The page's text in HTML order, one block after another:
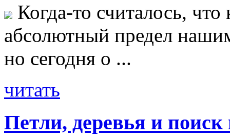
Когда-то считалось, что
абсолютный предел
но сегодня о ...
читать
Петли, деревья и